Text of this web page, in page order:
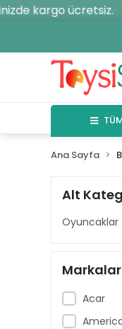
kargo ücretsiz.
Ana Sayfa
Alt
Oyuncaklar
Markalar
Acar